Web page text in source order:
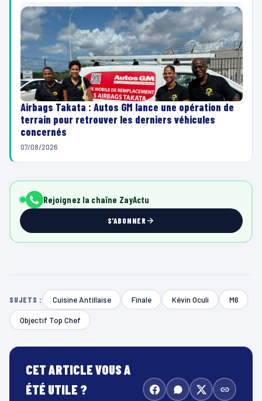
Airbags Takata : Autos GM lance une opération de
terrain pour retrouver les derniers véhicules
concernés
07/08/2026
Rejoignez la chaîne ZayActu
S'ABONNER
SUJETS : Cuisine Antillaise Finale Kévin Oculi M6
Objectif Top Chef
CET ARTICLE VOUS A
ÉTÉ UTILE ?